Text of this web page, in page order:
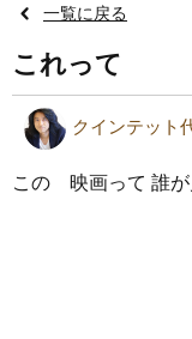
一覧に戻る
これって
クインテット
この 映画って 誰が